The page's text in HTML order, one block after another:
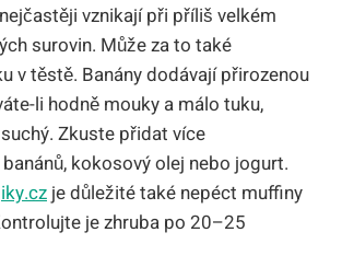
vznikají při příliš velkém
surovin. Může za to také
v těstě. Banány dodávají přirozenou
li hodně mouky a málo tuku,
Zkuste přidat více
kokosový olej nebo jogurt.
je důležité také nepéct muffiny
je zhruba po 20–25